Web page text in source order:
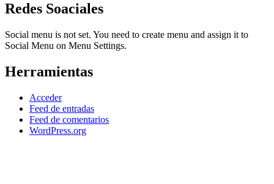
Redes Soaciales
Social menu is not set. You need to create menu and assign it to
Social Menu on Menu Settings.
Herramientas
Acceder
Feed de entradas
Feed de comentarios
WordPress.org